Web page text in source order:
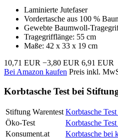
Laminierte Jutefaser
Vordertasche aus 100 %
Gewebte Baumwoll-
Tragegrifflänge: 55 cm
Maße: 42 x 33 x 19 cm
10,71 EUR −3,80 EUR 6,91 EUR
Bei Amazon kaufen Preis inkl.
Korbtasche Test bei
Stiftung Warentest Korbtasche
Öko-Test
Korbtasche
Konsument.at
Korbtasche bei